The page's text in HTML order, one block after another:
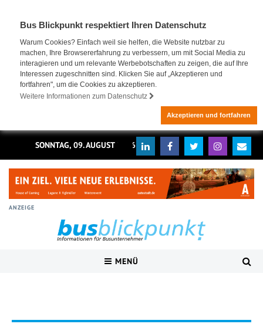
Bus Blickpunkt respektiert Ihren Datenschutz
Warum Cookies? Einfach weil sie helfen, die Website nutzbar zu
machen, Ihre Browsererfahrung zu verbessern, um mit Social Media zu
interagieren und um relevante Werbebotschaften zu zeigen, die auf Ihre
Interessen zugeschnitten sind. Klicken Sie auf „Akzeptieren und
fortfahren", um die Cookies zu akzeptieren.
Weitere Informationen zum Datenschutz
Akzeptieren und fortfahren
SONNTAG, 09. AUGUST 2026
ANZEIGE
MENÜ